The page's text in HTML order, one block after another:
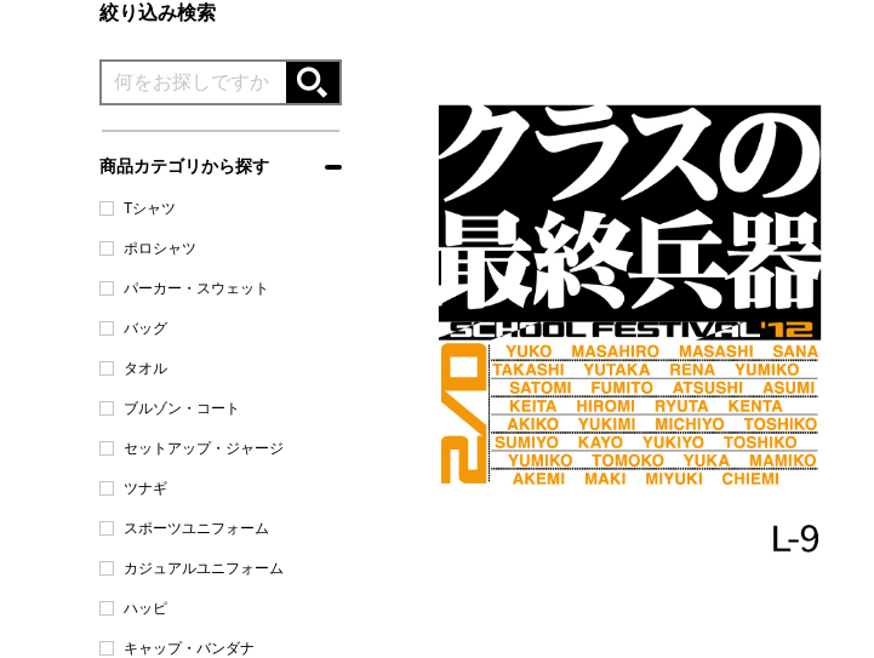
絞り込み検索
商品カテゴリから探す
Tシャツ
ポロシャツ
パーカー・スウェット
バッグ
タオル
ブルゾン・コート
セットアップ・ジャージ
ツナギ
スポーツユニフォーム
カジュアルユニフォーム
ハッピ
キャップ・バンダナ